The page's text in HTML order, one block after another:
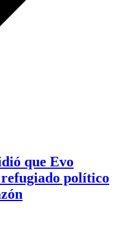
que Evo
político